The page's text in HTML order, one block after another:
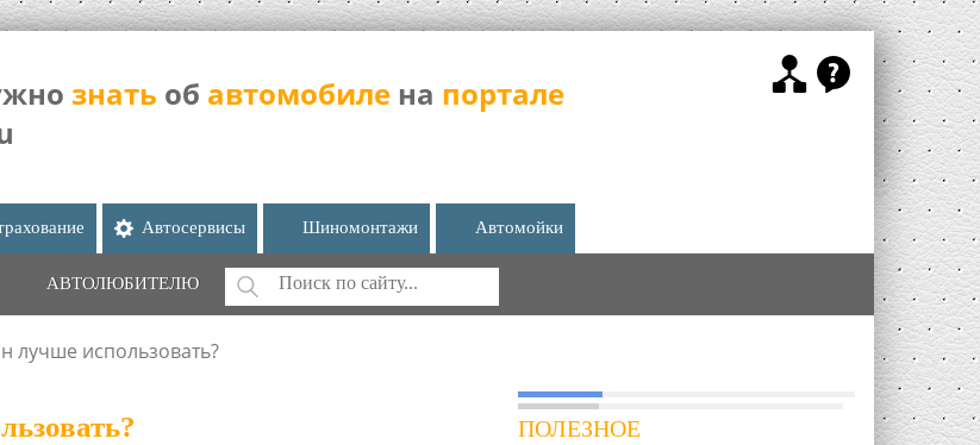
знать об автомобиле на портале
Автосервисы Шиномонтажи Автомойки
АВТОЛЮБИТЕЛЮ
ФОРМА ПОИСКА
Поиск
лучше использовать?
ПОЛЕЗНОЕ